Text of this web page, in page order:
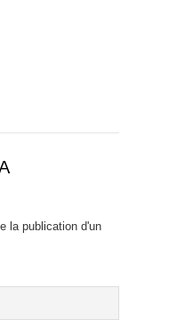
la publication d'un